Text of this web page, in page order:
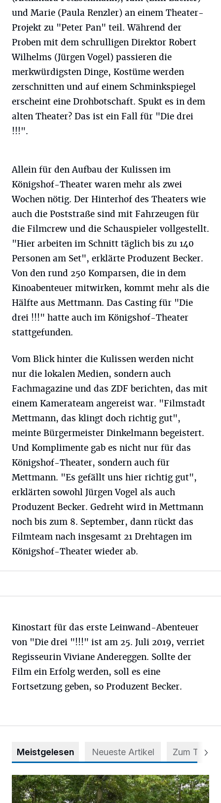
und Marie (Paula Renzler) an einem Theater-
Projekt zu "Peter Pan" teil. Während der
Proben mit dem schrulligen Direktor Robert
Wilhelms (Jürgen Vogel) passieren die
merkwürdigsten Dinge, Kostüme werden
zerschnitten und auf einem Schminkspiegel
erscheint eine Drohbotschaft. Spukt es in dem
alten Theater? Das ist ein Fall für "Die drei
!!!".
Allein für den Aufbau der Kulissen im
Königshof-Theater waren mehr als zwei
Wochen nötig. Der Hinterhof des Theaters wie
auch die Poststraße sind mit Fahrzeugen für
die Filmcrew und die Schauspieler vollgestellt.
"Hier arbeiten im Schnitt täglich bis zu 140
Personen am Set", erklärte Produzent Becker.
Von den rund 250 Komparsen, die in dem
Kinoabenteuer mitwirken, kommt mehr als die
Hälfte aus Mettmann. Das Casting für "Die
drei !!!" hatte auch im Königshof-Theater
stattgefunden.
Vom Blick hinter die Kulissen werden nicht
nur die lokalen Medien, sondern auch
Fachmagazine und das ZDF berichten, das mit
einem Kamerateam angereist war. "Filmstadt
Mettmann, das klingt doch richtig gut",
meinte Bürgermeister Dinkelmann begeistert.
Und Komplimente gab es nicht nur für das
Königshof-Theater, sondern auch für
Mettmann. "Es gefällt uns hier richtig gut",
erklärten sowohl Jürgen Vogel als auch
Produzent Becker. Gedreht wird in Mettmann
noch bis zum 8. September, dann rückt das
Filmteam nach insgesamt 21 Drehtagen im
Königshof-Theater wieder ab.
Kinostart für das erste Leinwand-Abenteuer
von "Die drei "!!!" ist am 25. Juli 2019, verriet
Regisseurin Viviane Andereggen. Sollte der
Film ein Erfolg werden, soll es eine
Fortsetzung geben, so Produzent Becker.
Meistgelesen Neueste Artikel Zum Thema
Aus Grau wird Haltung